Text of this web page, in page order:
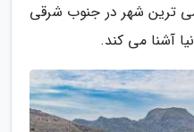
ترین شهر در جنوب شرقی
آشنا می کند.